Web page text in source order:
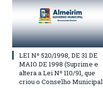
LEI Nº 520/1998, DE 31 DE
MAIO DE 1998 (Suprime e
altera a Lei Nº 110/91, que
criou o Conselho Municipal